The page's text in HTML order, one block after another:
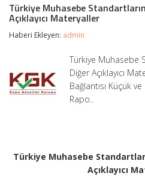
Standartlarına
İlişkin
Sunum
Açıklayıcı
Materyaller
için
Türkiye Muhasebe
Açıklayıcı Materyaller
Haberi Ekleyen: admin
Türkiye Muhasebe
Diğer Açıklayıcı
Bağlantısı Küçük
Rapo..
Türkiye Muhasebe
Açıklayıcı